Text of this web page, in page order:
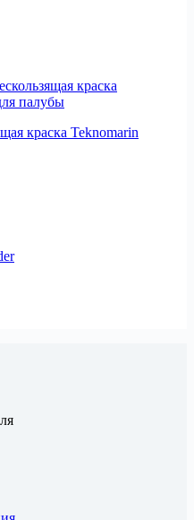
краска Teknomarin